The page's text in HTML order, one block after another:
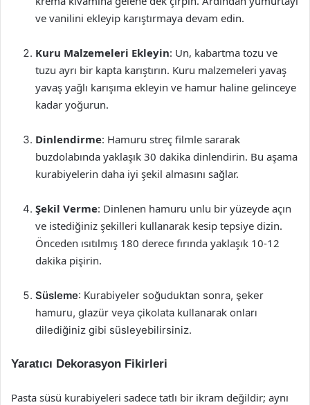
ve vanilini ekleyip karıştırmaya devam edin.
Kuru Malzemeleri Ekleyin: Un, kabartma tozu ve
tuzu ayrı bir kapta karıştırın. Kuru malzemeleri yavaş
yavaş yağlı karışıma ekleyin ve hamur haline gelinceye
kadar yoğurun.
Dinlendirme: Hamuru streç filmle sararak
buzdolabında yaklaşık 30 dakika dinlendirin. Bu aşama
kurabiyelerin daha iyi şekil almasını sağlar.
Şekil Verme: Dinlenen hamuru unlu bir yüzeyde açın
ve istediğiniz şekilleri kullanarak kesip tepsiye dizin.
Önceden ısıtılmış 180 derece fırında yaklaşık 10-12
dakika pişirin.
Süsleme: Kurabiyeler soğuduktan sonra, şeker
hamuru, glazür veya çikolata kullanarak onları
dilediğiniz gibi süsleyebilirsiniz.
Yaratıcı Dekorasyon Fikirleri
Pasta süsü kurabiyeleri sadece tatlı bir ikram değildir; aynı